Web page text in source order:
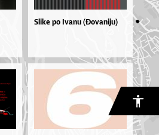
Slike po Ivanu (Đovaniju)